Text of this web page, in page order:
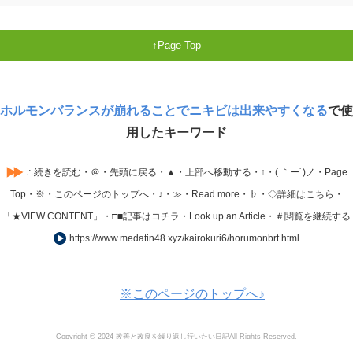
Page Top
ホルモンバランスが崩れることでニキビは出来やすくなるで使
用したキーワード
∴続きを読む・＠・先頭に戻る・▲・上部へ移動する・↑・( ｀ー´)ノ・Page
Top・※・このページのトップへ・♪・≫・Read more・♭・◇詳細はこちら・
「★VIEW CONTENT」・□■記事はコチラ・Look up an Article・＃閲覧を継続する
https://www.medatin48.xyz/kairokuri6/horumonbrt.html
※このページのトップへ♪
Copyright © 2024 改善と改良を繰り返し行いたい日記All Rights Reserved.